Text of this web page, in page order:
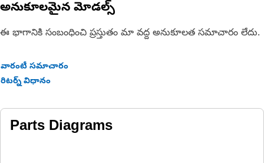
అనుకూలమైన మోడల్స్
ఈ భాగానికి సంబంధించి ప్రస్తుతం మా వద్ద అనుకూలత సమాచారం లేదు.
వారంటీ సమాచారం
రిటర్న్ విధానం
Parts Diagrams